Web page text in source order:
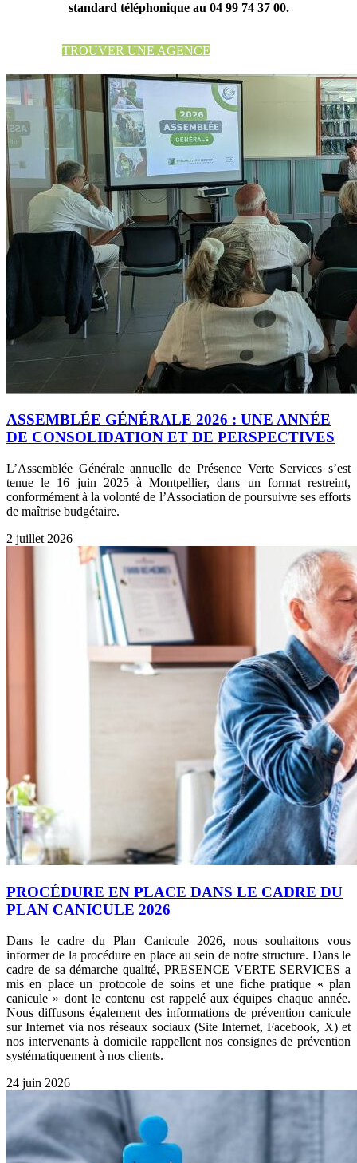
standard téléphonique au 04 99 74 37 00.
TROUVER UNE AGENCE
ASSEMBLÉE GÉNÉRALE 2026 : UNE ANNÉE
DE CONSOLIDATION ET DE PERSPECTIVES
L’Assemblée Générale annuelle de Présence Verte Services s’est
tenue le 16 juin 2025 à Montpellier, dans un format restreint,
conformément à la volonté de l’Association de poursuivre ses efforts
de maîtrise budgétaire.
2 juillet 2026
PROCÉDURE EN PLACE DANS LE CADRE DU
PLAN CANICULE 2026
Dans le cadre du Plan Canicule 2026, nous souhaitons vous
informer de la procédure en place au sein de notre structure. Dans le
cadre de sa démarche qualité, PRESENCE VERTE SERVICES a
mis en place un protocole de soins et une fiche pratique « plan
canicule » dont le contenu est rappelé aux équipes chaque année.
Nous diffusons également des informations de prévention canicule
sur Internet via nos réseaux sociaux (Site Internet, Facebook, X) et
nos intervenants à domicile rappellent nos consignes de prévention
systématiquement à nos clients.
24 juin 2026